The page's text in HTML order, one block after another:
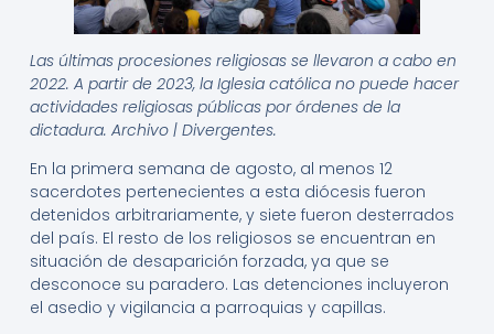
Las últimas procesiones religiosas se llevaron a cabo en
2022. A partir de 2023, la Iglesia católica no puede hacer
actividades religiosas públicas por órdenes de la
dictadura. Archivo | Divergentes.
En la primera semana de agosto, al menos 12
sacerdotes pertenecientes a esta diócesis fueron
detenidos arbitrariamente, y siete fueron desterrados
del país. El resto de los religiosos se encuentran en
situación de desaparición forzada, ya que se
desconoce su paradero. Las detenciones incluyeron
el asedio y vigilancia a parroquias y capillas.